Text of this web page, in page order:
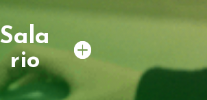
Sala
rio